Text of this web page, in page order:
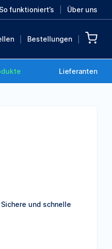
So funktioniert’s Über uns
Bestellungen
Lieferanten
und schnelle